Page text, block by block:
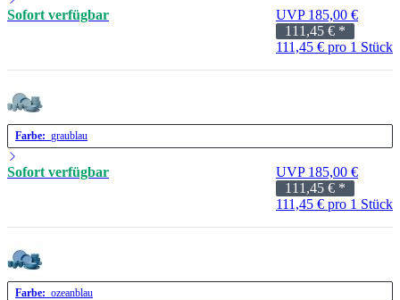
Sofort verfügbar
UVP 185,00 €
111,45 € *
111,45 € pro 1 Stück
Farbe: graublau
Sofort verfügbar
UVP 185,00 €
111,45 € *
111,45 € pro 1 Stück
Farbe: ozeanblau